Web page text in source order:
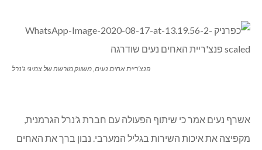
פנצ’ריית אחים נעים, משווק מורשה של צמיגי ג’נרל
אשרף נעים אמר כי שיתוף הפעולה עם חברת ג’נרל הגרמנית,
מקפיצה את איכות השירות בגליל המערבי. נבון ברך את האחים